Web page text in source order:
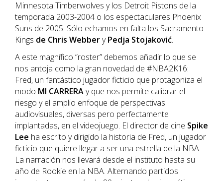
Minnesota Timberwolves y los Detroit Pistons de la
temporada 2003-2004 o los espectaculares Phoenix
Suns de 2005. Sólo echamos en falta los Sacramento
Kings de Chris WebberyPedja Stojaković.
A este magnífico “roster” debemos añadir lo que se
nos antoja como la gran novedad de #NBA2K16:
Fred, un fantástico jugador ficticio que protagoniza el
modo MI CARRERAy que nos permite calibrar el
riesgo y el amplio enfoque de perspectivas
audiovisuales, diversas pero perfectamente
implantadas, en el videojuego. El director de cine Spike
Lee ha escrito y dirigido la historia de Fred, un jugador
ficticio que quiere llegar a ser una estrella de la NBA.
La narración nos llevará desde el instituto hasta su
año de Rookie en la NBA. Alternando partidos